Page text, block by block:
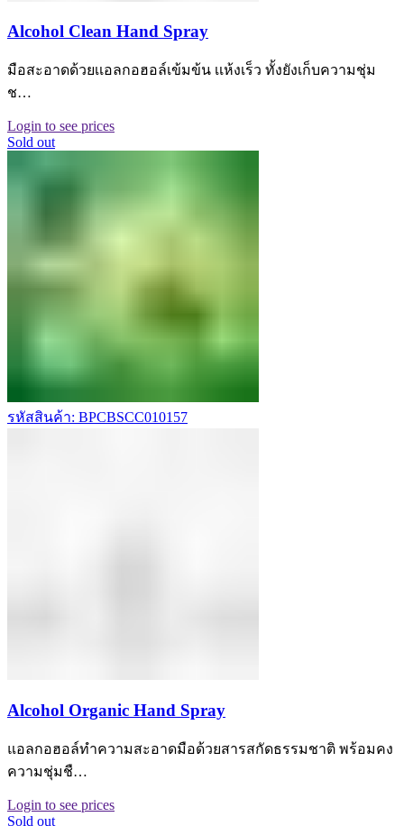
Alcohol Clean Hand Spray
มือสะอาดด้วยเเอลกอฮอล์เข้มข้น เเห้งเร็ว ทั้งยังเก็บความชุ่ม
ช…
Login to see prices
Sold out
รหัสสินค้า: BPCBSCC010157
Alcohol Organic Hand Spray
แอลกอฮอล์ทำความสะอาดมือด้วยสารสกัดธรรมชาติ พร้อมคง
ความชุ่มชื…
Login to see prices
Sold out